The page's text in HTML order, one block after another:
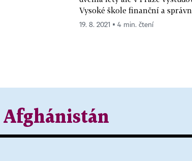
Vysoké škole finanční a
19. 8. 2021 ▪ 4 min. čtení
Afghánistán